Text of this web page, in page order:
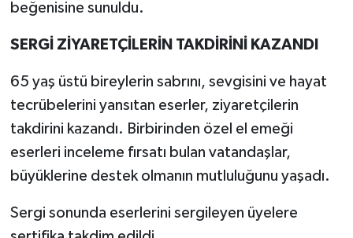
beğenisine sunuldu.
SERGİ ZİYARETÇİLERİN TAKDİRİNİ KAZANDI
65 yaş üstü bireylerin sabrını, sevgisini ve hayat
tecrübelerini yansıtan eserler, ziyaretçilerin
takdirini kazandı. Birbirinden özel el emeği
eserleri inceleme fırsatı bulan vatandaşlar,
büyüklerine destek olmanın mutluluğunu yaşadı.
Sergi sonunda eserlerini sergileyen üyelere